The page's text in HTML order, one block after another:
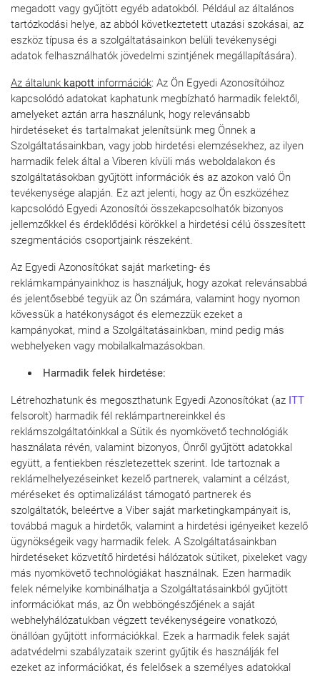
megadott vagy gyűjtött egyéb adatokból. Például az általános
tartózkodási helye, az abból következtetett utazási szokásai, az
eszköz típusa és a szolgáltatásainkon belüli tevékenységi
adatok felhasználhatók jövedelmi szintjének megállapítására).
Az általunk kapott információk: Az Ön Egyedi Azonosítóihoz
kapcsolódó adatokat kaphatunk megbízható harmadik felektől,
amelyeket aztán arra használunk, hogy relevánsabb
hirdetéseket és tartalmakat jelenítsünk meg Önnek a
Szolgáltatásainkban, vagy jobb hirdetési elemzésekhez, az ilyen
harmadik felek által a Viberen kívüli más weboldalakon és
szolgáltatásokban gyűjtött információk és az azokon való Ön
tevékenysége alapján. Ez azt jelenti, hogy az Ön eszközéhez
kapcsolódó Egyedi Azonosítói összekapcsolhatók bizonyos
jellemzőkkel és érdeklődési körökkel a hirdetési célú összesített
szegmentációs csoportjaink részeként.
Az Egyedi Azonosítókat saját marketing- és
reklámkampányainkhoz is használjuk, hogy azokat relevánsabbá
és jelentősebbé tegyük az Ön számára, valamint hogy nyomon
kövessük a hatékonyságot és elemezzük ezeket a
kampányokat, mind a Szolgáltatásainkban, mind pedig más
webhelyeken vagy mobilalkalmazásokban.
Harmadik felek hirdetése:
Létrehozhatunk és megoszthatunk Egyedi Azonosítókat (az ITT
felsorolt) harmadik fél reklámpartnereinkkel és
reklámszolgáltatóinkkal a Sütik és nyomkövető technológiák
használata révén, valamint bizonyos, Önről gyűjtött adatokkal
együtt, a fentiekben részletezettek szerint. Ide tartoznak a
reklámelhelyezéseinket kezelő partnerek, valamint a célzást,
méréseket és optimalizálást támogató partnerek és
szolgáltatók, beleértve a Viber saját marketingkampányait is,
továbbá maguk a hirdetők, valamint a hirdetési igényeiket kezelő
ügynökségeik vagy harmadik felek. A Szolgáltatásainkban
hirdetéseket közvetítő hirdetési hálózatok sütiket, pixeleket vagy
más nyomkövető technológiákat használnak. Ezen harmadik
felek némelyike kombinálhatja a Szolgáltatásainkból gyűjtött
információkat más, az Ön webböngészőjének a saját
webhelyhálózatukban végzett tevékenységeire vonatkozó,
önállóan gyűjtött információkkal. Ezek a harmadik felek saját
adatvédelmi szabályzataik szerint gyűjtik és használják fel
ezeket az információkat, és felelősek a személyes adatokkal